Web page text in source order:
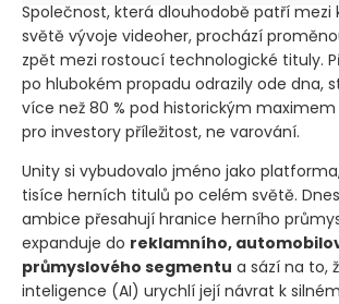
Společnost, která dlouhodobě patří mezi
světě vývoje videoher, prochází
zpět mezi rostoucí technologické tituly.
po hlubokém propadu odrazily ode dna,
více než 80 % pod historickým
pro investory příležitost, ne varování.
Unity si vybudovalo jméno jako
tisíce herních titulů po celém světě.
ambice přesahují hranice herního
expanduje do reklamního,
průmyslového segmentu a sází na to,
inteligence (AI) urychlí její návrat k